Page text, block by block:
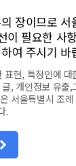
장이므로 서
이 필요한 사
하여 주시기 바
현, 특정인에 대
, 개인정보 유출
서울특별시 조
.